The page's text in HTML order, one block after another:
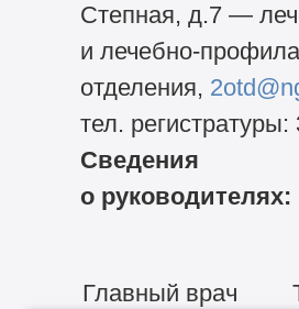
Степная, д.7 —
и лечебно-
отделения,
тел. регистратуры:
Сведения
о руководителях:
Главный врач